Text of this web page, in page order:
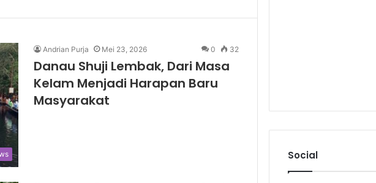
Andrian Purja Mei 23, 2026 0 32
Danau Shuji Lembak, Dari Masa
Kelam Menjadi Harapan Baru
Masyarakat
Social